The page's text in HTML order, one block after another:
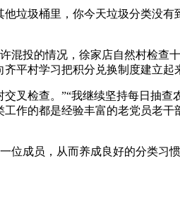
垃圾桶里，你今天垃圾分类没有
混投的情况，徐家店自然村检查
平村学习把积分兑换制度建立起
叉检查。”“我继续坚持每日抽查
作的都是经验丰富的老党员老
位成员，从而养成良好的分类习